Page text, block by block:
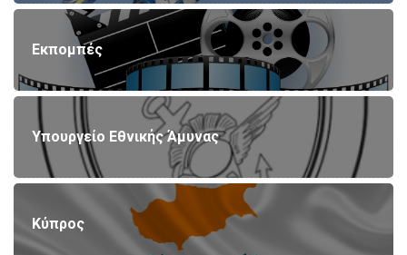
Εκπομπές
Υπουργείο Εθνικής Άμυνας
Κύπρος